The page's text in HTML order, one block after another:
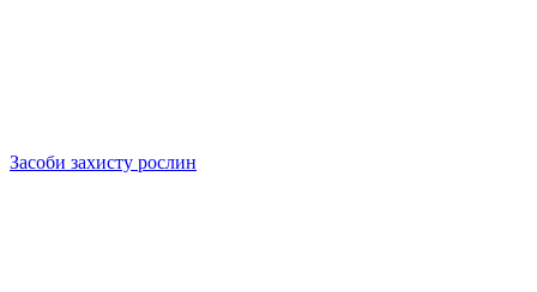
Засоби захисту рослин